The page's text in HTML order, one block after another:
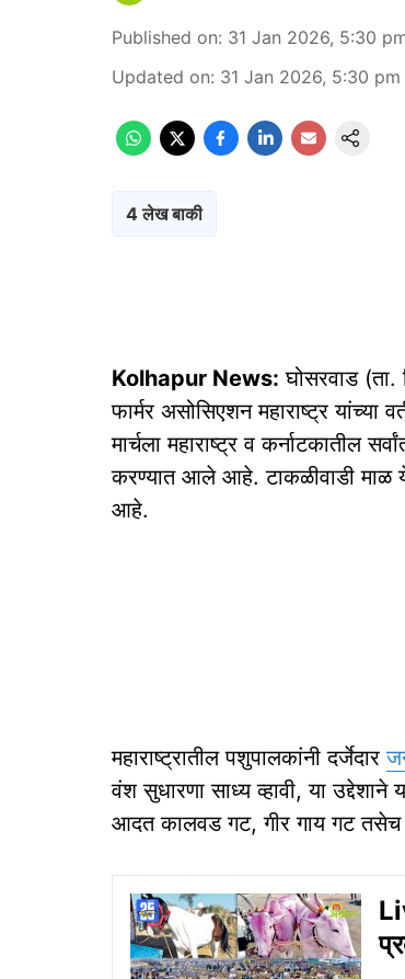
Published on: 31 Jan 2026, 5:30
Updated on: 31 Jan 2026, 5:30 pm
4 लेख बाकी
Kolhapur News: घोसरवाड
फार्मर असोसिएशन महाराष्ट्र यांच्या
मार्चला महाराष्ट्र व कर्नाटकातील
करण्यात आले आहे. टाकळीवाडी माळ
आहे.
महाराष्ट्रातील पशुपालकांनी दर्जेदार
वंश सुधारणा साध्य व्हावी, या
आदत कालवड गट, गीर गाय गट तसेच